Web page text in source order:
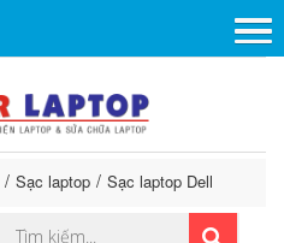
Sạc laptop Sạc laptop Dell